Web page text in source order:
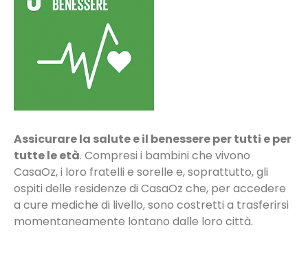
Assicurare la salute e il benessere per tutti e per
tutte le età. Compresi i bambini che vivono
CasaOz, i loro fratelli e sorelle e, soprattutto, gli
ospiti delle residenze di CasaOz che, per accedere
a cure mediche di livello, sono costretti a trasferirsi
momentaneamente lontano dalle loro città.